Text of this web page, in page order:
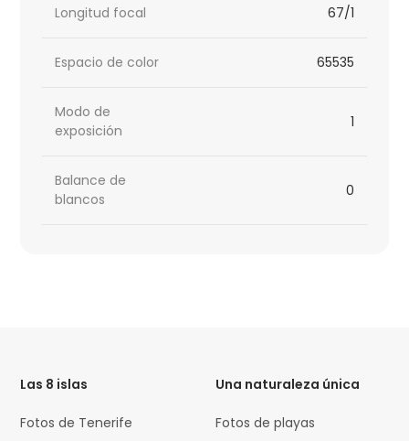
Longitud focal 67/1
Espacio de color 65535
Modo de
exposición
1
Balance de
blancos
0
Las 8 islas
Fotos de Tenerife
Una naturaleza única
Fotos de playas